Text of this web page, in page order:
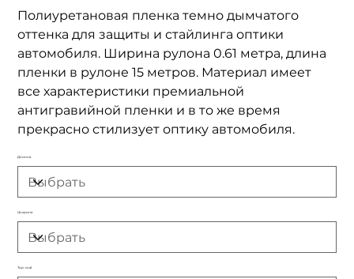
Полиуретановая пленка темно дымчатого
оттенка для защиты и стайлинга оптики
автомобиля. Ширина рулона 0.61 метра, длина
пленки в рулоне 15 метров. Материал имеет
все характеристики премиальной
антигравийной пленки и в то же время
прекрасно стилизует оптику автомобиля.
Длинна
Ширина
Top-coat